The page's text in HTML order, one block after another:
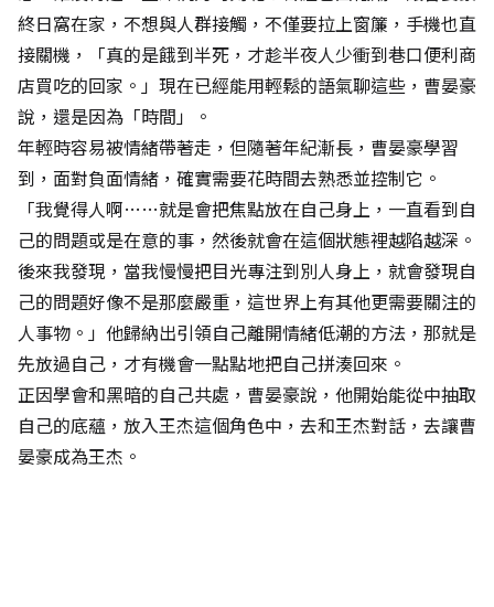
終日窩在家，不想與人群接觸，不僅要拉上窗簾，手機也直
接關機，「真的是餓到半死，才趁半夜人少衝到巷口便利商
店買吃的回家。」現在已經能用輕鬆的語氣聊這些，曹晏豪
說，還是因為「時間」。
年輕時容易被情緒帶著走，但隨著年紀漸長，曹晏豪學習
到，面對負面情緒，確實需要花時間去熟悉並控制它。
「我覺得人啊……就是會把焦點放在自己身上，一直看到自
己的問題或是在意的事，然後就會在這個狀態裡越陷越深。
後來我發現，當我慢慢把目光專注到別人身上，就會發現自
己的問題好像不是那麼嚴重，這世界上有其他更需要關注的
人事物。」他歸納出引領自己離開情緒低潮的方法，那就是
先放過自己，才有機會一點點地把自己拼湊回來。
正因學會和黑暗的自己共處，曹晏豪說，他開始能從中抽取
自己的底蘊，放入王杰這個角色中，去和王杰對話，去讓曹
晏豪成為王杰。